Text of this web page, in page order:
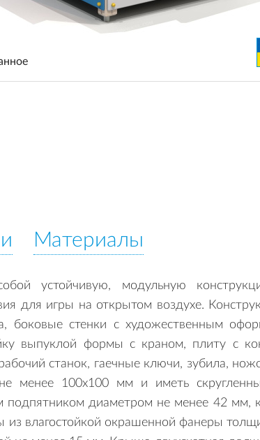
Материалы
устойчивую, модульную
для игры на открытом воздухе.
боковые стенки с художественным
выпуклой формы с краном, плиту с
станок, гаечные ключи, зубила,
менее 100х100 мм и иметь
подпятником диаметром не менее 42 мм,
влагостойкой окрашенной фанеры